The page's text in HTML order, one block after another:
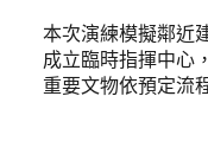
本次演練模擬鄰近
成立臨時指揮中心
重要文物依預定流